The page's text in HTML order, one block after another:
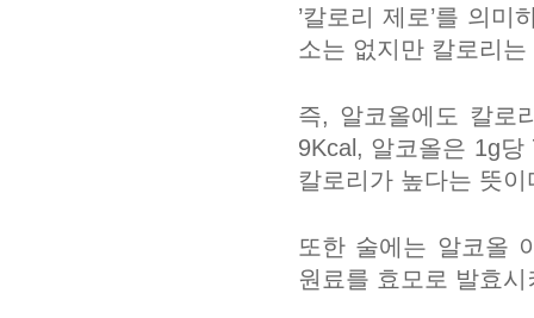
’칼로리 제로’를 의
소는 없지만 칼로리는
즉, 알코올에도 칼로
9Kcal, 알코올은 1g
칼로리가 높다는 뜻이
또한 술에는 알코올
원료를 효모로 발효